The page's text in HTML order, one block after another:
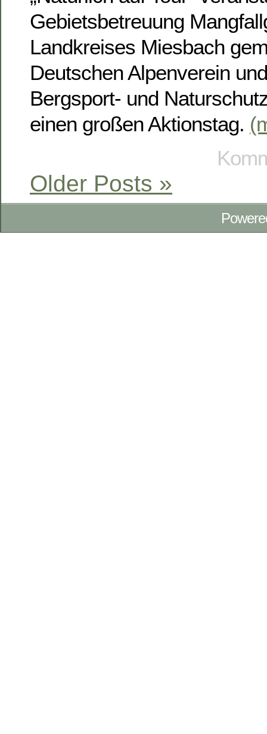
Gebietsbetreuung
Landkreises Miesbach
Deutschen Alpenverein
Bergsport- und
einen großen Aktionstag.
Older Posts »